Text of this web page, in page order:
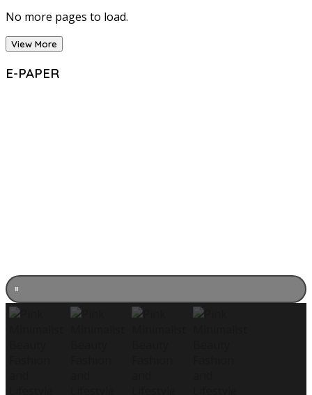
No more pages to load.
View More
E-PAPER